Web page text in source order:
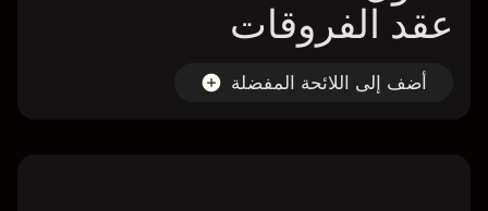
عقد الفروقات
أضف إلى اللائحة المفضلة